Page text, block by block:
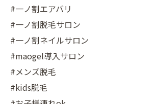
#一ノ割エアバリ
#一ノ割脱毛サロン
#一ノ割ネイルサロン
#maogel導入サロン
#メンズ脱毛
#kids脱毛